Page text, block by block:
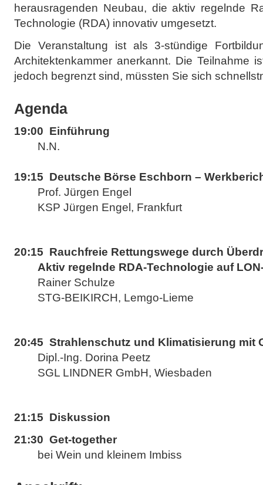
herausragenden Neubau, die aktiv regelnde
Technologie (RDA) innovativ umgesetzt.
Die Veranstaltung ist als 3-stündige
Architektenkammer anerkannt. Die Teilnahme
jedoch begrenzt sind, müssten Sie sich
Agenda
19:00 Einführung
N.N.
19:15 Deutsche Börse Eschborn –
Prof. Jürgen Engel
KSP Jürgen Engel, Frankfurt
20:15 Rauchfreie Rettungswege durch
Aktiv regelnde RDA-Technologie auf
Rainer Schulze
STG-BEIKIRCH, Lemgo-Lieme
20:45 Strahlenschutz und Klimatisierung mit
Dipl.-Ing. Dorina Peetz
SGL LINDNER GmbH, Wiesbaden
21:15 Diskussion
21:30 Get-together
bei Wein und kleinem Imbiss